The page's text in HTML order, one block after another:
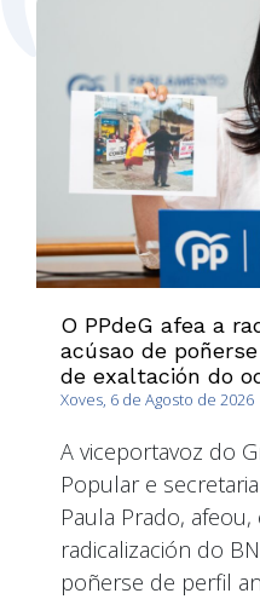
O PPdeG afea a
acúsao de
de exaltación do
Xoves, 6 de Agosto de 2026
A viceportavoz do
Popular e
Paula Prado, afeou,
radicalización do
poñerse de perfil